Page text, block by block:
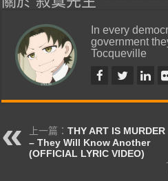
In every
government
Tocqueville
上一篇：THY ART IS MURDER
– They Will Know Another
(OFFICIAL LYRIC VIDEO)